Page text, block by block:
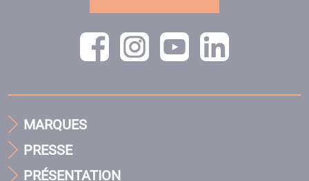
MARQUES
PRESSE
PRÉSENTATION